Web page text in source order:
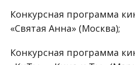
Конкурсная программа
«Святая Анна» (Москва);
Конкурсная программа